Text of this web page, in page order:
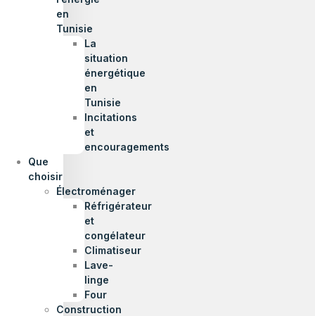
en
Tunisie
La
situation
énergétique
en
Tunisie
Incitations
et
encouragements
Que
choisir
Électroménager
Réfrigérateur
et
congélateur
Climatiseur
Lave-
linge
Four
Construction